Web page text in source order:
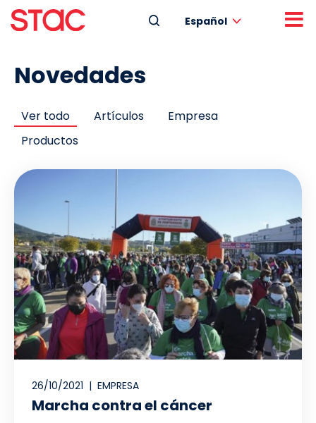
Español
Novedades
Ver todo Artículos
Empresa
Productos
26/10/2021 | EMPRESA
Marcha contra el cáncer